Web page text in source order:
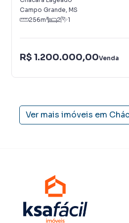
para encontrar o imóvel que mais
de vida.
Negocie seu imóvel de forma
segurança e tranquilidade. Na KSA
consegue comprar ou alugar um
mesmo não estando na cidade e
simplificar a relação de
compradores com o mercado
Na KSA FACIL IMOVEIS você
seu imóvel muito mais rápido do
tradicionais. Já vendemos e
Campo Grande, MS
256m² 2 1
R$ 1.200.000,00Venda
Ver mais imóveis em